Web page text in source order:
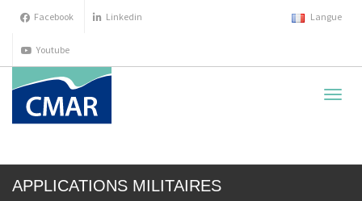
Facebook Linkedin
Youtube
Langue
APPLICATIONS MILITAIRES